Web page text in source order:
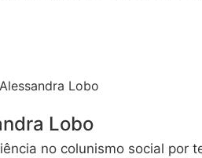
Lobo
no colunismo social por